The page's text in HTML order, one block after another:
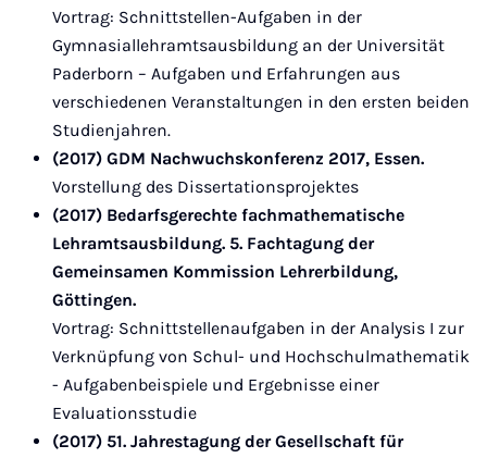
Vortrag: Schnittstellen-Aufgaben in der
Gymnasiallehramtsausbildung an der Universität
Paderborn – Aufgaben und Erfahrungen aus
verschiedenen Veranstaltungen in den ersten beiden
Studienjahren.
(2017) GDM Nachwuchskonferenz 2017, Essen.
Vorstellung des Dissertationsprojektes
(2017) Bedarfsgerechte fachmathematische
Lehramtsausbildung. 5. Fachtagung der
Gemeinsamen Kommission Lehrerbildung,
Göttingen.
Vortrag: Schnittstellenaufgaben in der Analysis I zur
Verknüpfung von Schul- und Hochschulmathematik
- Aufgabenbeispiele und Ergebnisse einer
Evaluationsstudie
(2017) 51. Jahrestagung der Gesellschaft für